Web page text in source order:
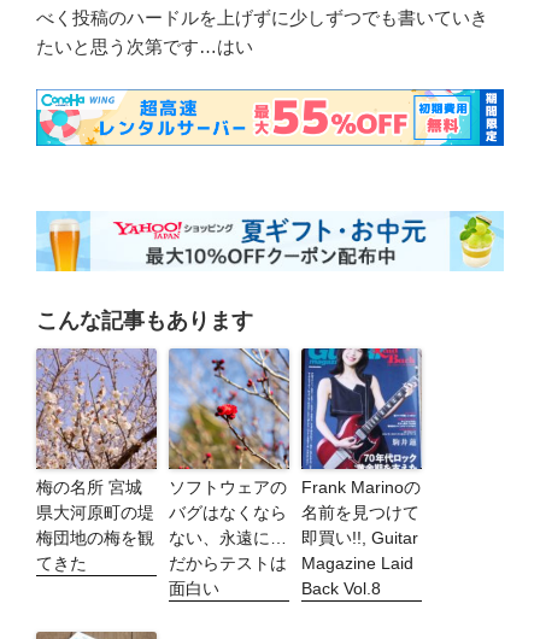
べく投稿のハードルを上げずに少しずつでも書いていき
たいと思う次第です…はい
こんな記事もあります
梅の名所 宮城
県大河原町の堤
梅団地の梅を観
てきた
ソフトウェアの
バグはなくなら
ない、永遠に…
だからテストは
面白い
Frank Marinoの
名前を見つけて
即買い!!, Guitar
Magazine Laid
Back Vol.8